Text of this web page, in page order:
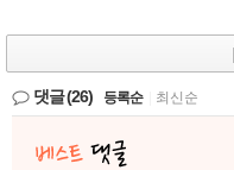
댓글(26) 등록순 최신순